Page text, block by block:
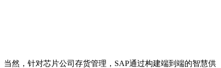
当然，针对芯片公司存货管理，SAP通过构建端到端的智慧供